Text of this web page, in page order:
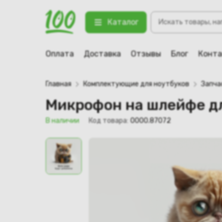
Каталог
товаров
Оплата Доставка Отзывы Блог
Микрофон на шлейфе для
123 В наличии
Главная Комплектующие для ноутбуков
Микрофон на шлейфе
В наличии Код товара: 0000.87072